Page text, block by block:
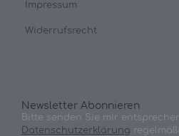
Impressum
Widerrufsrecht
Newsletter Abonnieren
Bitte senden Sie mir
Datenschutzerklärung